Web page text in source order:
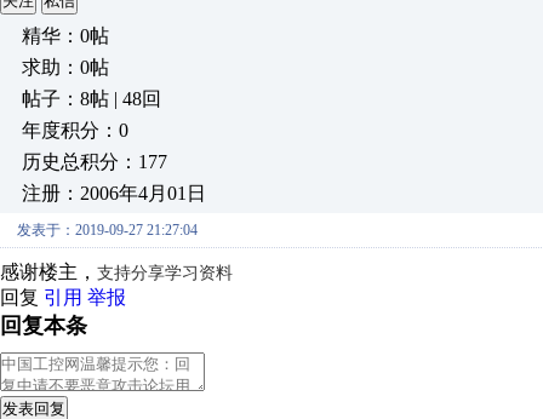
精华：0帖
求助：0帖
帖子：8帖 | 48回
年度积分：0
历史总积分：177
注册：2006年4月01日
发表于：2019-09-27 21:27:04
感谢楼主， 支持分享学习资料
回复 引用 举报
回复本条
发表回复